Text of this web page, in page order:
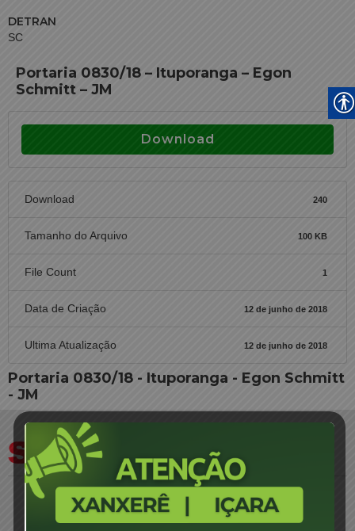
DETRAN
SC
Portaria 0830/18 – Ituporanga – Egon
Schmitt – JM
Download
Download 240
Tamanho do Arquivo 100 KB
File Count 1
Data de Criação 12 de junho de 2018
Ultima Atualização 12 de junho de 2018
Portaria 0830/18 - Ituporanga - Egon Schmitt
- JM